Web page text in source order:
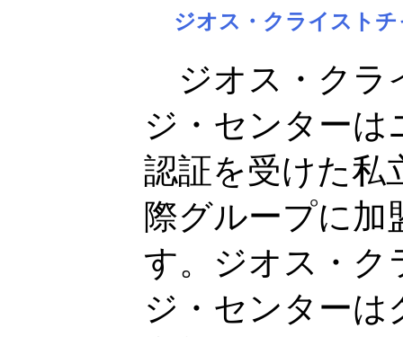
ジオス・クライスト
ジオス・クラ
ジ・センターは
認証を受けた私
際グループに加
す。ジオス・ク
ジ・センターは